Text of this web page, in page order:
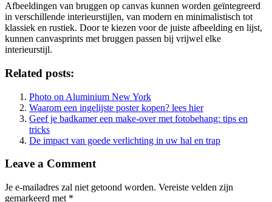
Afbeeldingen van bruggen op canvas kunnen worden geïntegreerd
in verschillende interieurstijlen, van modern en minimalistisch tot
klassiek en rustiek. Door te kiezen voor de juiste afbeelding en lijst,
kunnen canvasprints met bruggen passen bij vrijwel elke
interieurstijl.
Related posts:
Photo on Aluminium New York
Waarom een ingelijste poster kopen? lees hier
Geef je badkamer een make-over met fotobehang: tips en
tricks
De impact van goede verlichting in uw hal en trap
Leave a Comment
Je e-mailadres zal niet getoond worden. Vereiste velden zijn
gemarkeerd met *